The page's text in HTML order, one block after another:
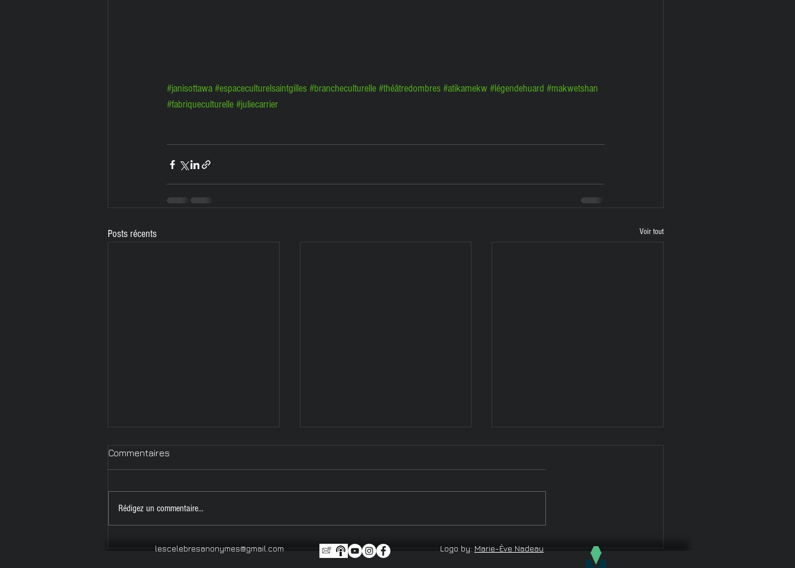
#janisottawa#espaceculturelsaintgilles#brancheculturelle#théâtredombres#atikamekw#légendehuard #makwetshan
#fabriqueculturelle#juliecarrier
Posts récents Voir tout
Départs et
recommencements -
Dr. Maude - A Medical
Pioneer in Quebec, Canada
Vacheries et autres animaux
domestiques / Atomes,
Commentaires
Rédigez un commentaire...
lescelebresanonymes@gmail.com Logo by: Marie-Ève Nadeau